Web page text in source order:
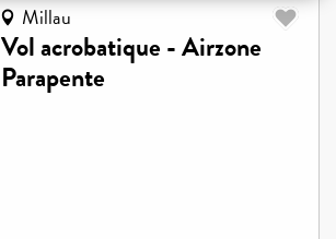
Millau
Vol acrobatique - Airzone
Parapente